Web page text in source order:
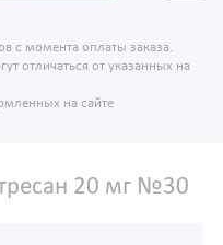
с момента оплаты заказа.
отличаться от указанных на
на сайте
20 мг №30